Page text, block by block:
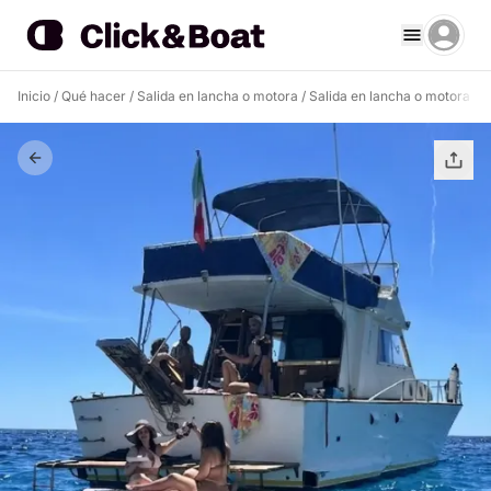
Inicio / Qué hacer / Salida en lancha o motora / Salida en lancha o motora